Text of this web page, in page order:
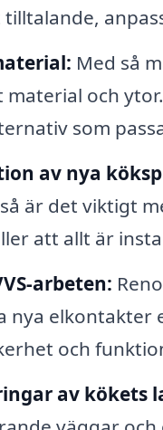
Med så
material och
som
av nya
är det viktigt
att allt är
arbeten:
nya elkontakter
och
av kökets